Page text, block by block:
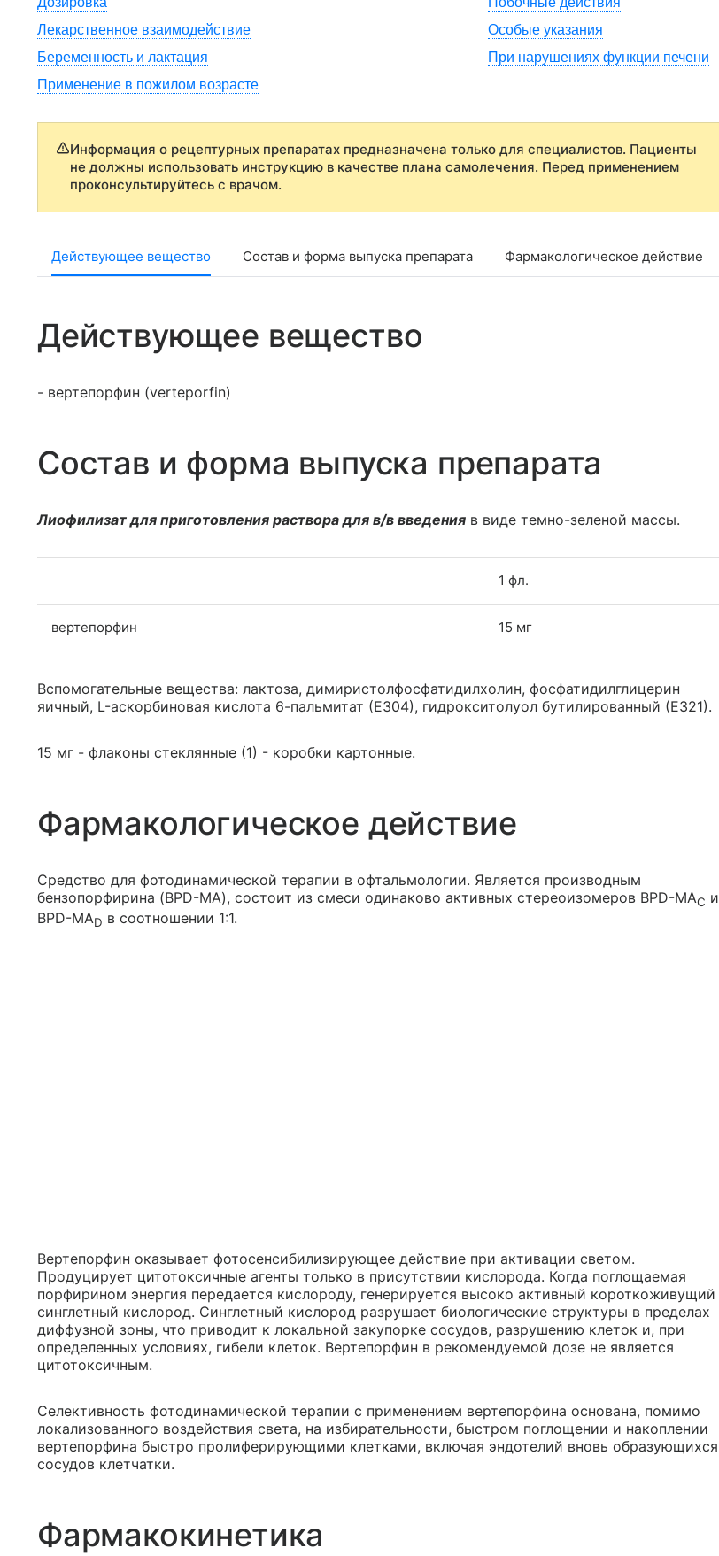
Лекарственное взаимодействие
Особые указания
Беременность и лактация
При нарушениях функции печени
Применение в пожилом возрасте
Информация о рецептурных препаратах предназначена только для специалистов. Пациенты
не должны использовать инструкцию в качестве плана самолечения. Перед применением
проконсультируйтесь с врачом.
Действующее вещество Состав и форма выпуска препарата Фармакологическое действие
Действующее вещество
- вертепорфин (verteporfin)
Состав и форма выпуска препарата
Лиофилизат для приготовления раствора для в/в введения в виде темно-зеленой массы.
1 фл.
вертепорфин 15 мг
Вспомогательные вещества: лактоза, димиристолфосфатидилхолин, фосфатидилглицерин
яичный, L-аскорбиновая кислота 6-пальмитат (Е304), гидрокситолуол бутилированный (Е321).
15 мг - флаконы стеклянные (1) - коробки картонные.
Фармакологическое действие
Средство для фотодинамической терапии в офтальмологии. Является производным
бензопорфирина (BPD-MA), состоит из смеси одинаково активных стереоизомеров BPD-MAC и
BPD-MAD в соотношении 1:1.
Вертепорфин оказывает фотосенсибилизирующее действие при активации светом.
Продуцирует цитотоксичные агенты только в присутствии кислорода. Когда поглощаемая
порфирином энергия передается кислороду, генерируется высоко активный короткоживущий
синглетный кислород. Синглетный кислород разрушает биологические структуры в пределах
диффузной зоны, что приводит к локальной закупорке сосудов, разрушению клеток и, при
определенных условиях, гибели клеток. Вертепорфин в рекомендуемой дозе не является
цитотоксичным.
Селективность фотодинамической терапии с применением вертепорфина основана, помимо
локализованного воздействия света, на избирательности, быстром поглощении и накоплении
вертепорфина быстро пролиферирующими клетками, включая эндотелий вновь образующихся
сосудов клетчатки.
Фармакокинетика